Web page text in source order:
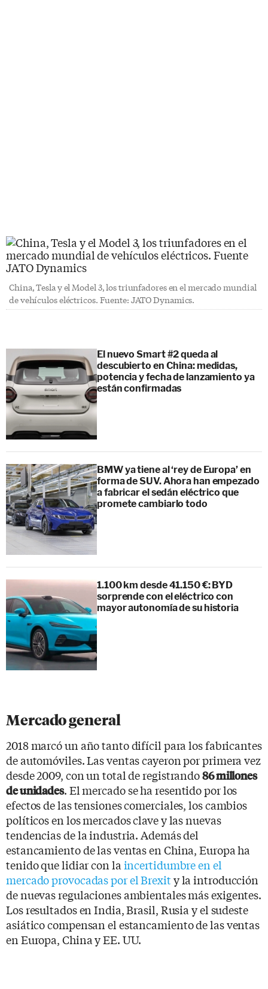
China, Tesla y el Model 3, los triunfadores en el mercado mundial
de vehículos eléctricos. Fuente: JATO Dynamics.
El nuevo Smart #2 queda al
descubierto en China: medidas,
potencia y fecha de lanzamiento ya
están confirmadas
BMW ya tiene al ‘rey de Europa’ en
forma de SUV. Ahora han empezado
a fabricar el sedán eléctrico que
promete cambiarlo todo
1.100 km desde 41.150 €: BYD
sorprende con el eléctrico con
mayor autonomía de su historia
Mercado general
2018 marcó un año tanto difícil para los fabricantes
de automóviles. Las ventas cayeron por primera vez
desde 2009, con un total de registrando86 millones
de unidades. El mercado se ha resentido por los
efectos de las tensiones comerciales, los cambios
políticos en los mercados clave y las nuevas
tendencias de la industria. Además del
estancamiento de las ventas en China, Europa ha
tenido que lidiar con la incertidumbre en el
mercado provocadas por el Brexity la introducción
de nuevas regulaciones ambientales más exigentes.
Los resultados en India, Brasil, Rusia y el sudeste
asiático compensan el estancamiento de las ventas
en Europa, China y EE. UU.